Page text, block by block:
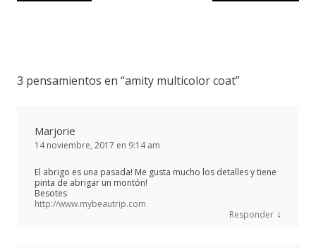
3 pensamientos en “amity multicolor coat”
Marjorie
14 noviembre, 2017 en 9:14 am
El abrigo es una pasada! Me gusta mucho los detalles y tiene
pinta de abrigar un montón!
Besotes
http://www.mybeautrip.com
Responder ↓